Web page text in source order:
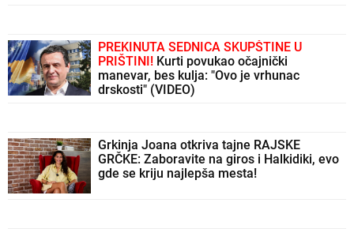
PREKINUTA SEDNICA SKUPŠTINE U
PRIŠTINI! Kurti povukao očajnički
manevar, bes kulja: "Ovo je vrhunac
drskosti" (VIDEO)
Grkinja Joana otkriva tajne RAJSKE
GRČKE: Zaboravite na giros i Halkidiki, evo
gde se kriju najlepša mesta!